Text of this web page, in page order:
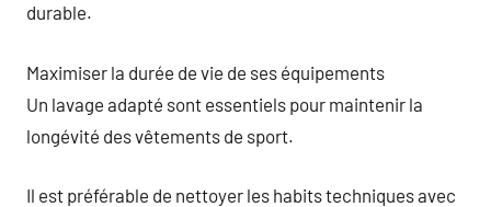
durable.
Maximiser la durée de vie de ses équipements
Un lavage adapté sont essentiels pour maintenir la
longévité des vêtements de sport.
Il est préférable de nettoyer les habits techniques avec